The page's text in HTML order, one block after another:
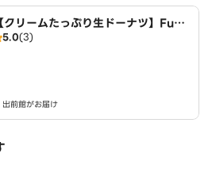
【クリームたっぷり生ドーナツ】FuW
丹波川中店
5.0(3)
出前館がお届け